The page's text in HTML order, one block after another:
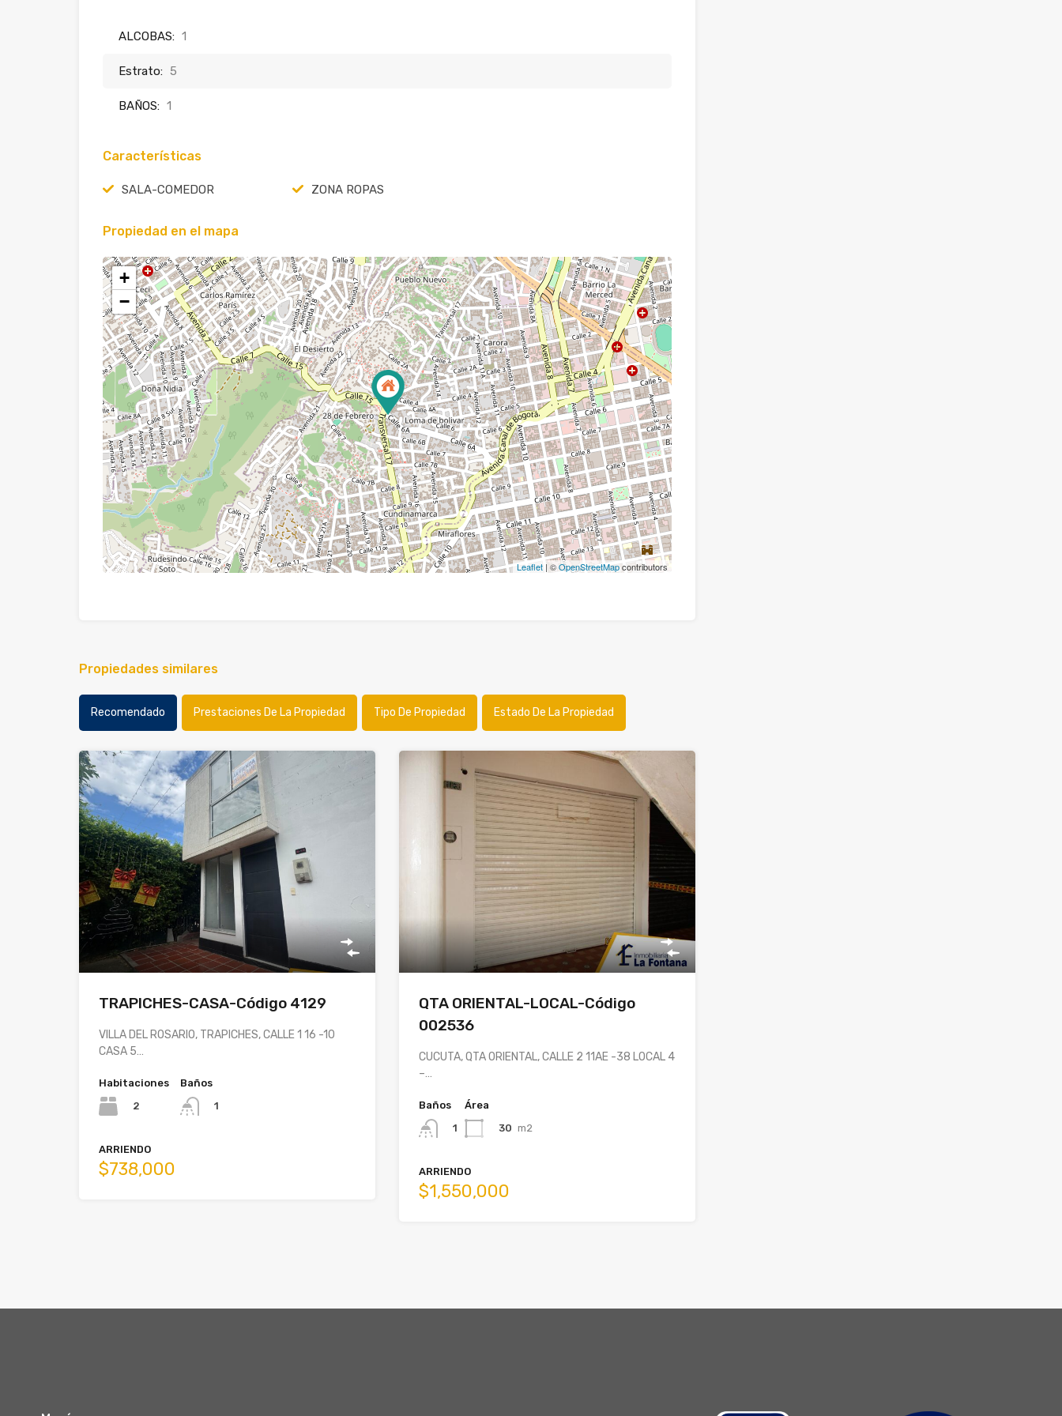
ALCOBAS: 1
Estrato: 5
BAÑOS: 1
Características
SALA-COMEDOR ZONA ROPAS
Propiedad en el mapa
+
−
Leaflet| ©OpenStreetMapcontributors
Propiedades similares
Recomendado Prestaciones De La Propiedad Tipo De Propiedad Estado De La Propiedad
TRAPICHES-CASA-Código 4129
VILLA DEL ROSARIO, TRAPICHES, CALLE 1 16 -10
CASA 5…
Habitaciones
2
Baños
1
ARRIENDO
$738,000
QTA ORIENTAL-LOCAL-Código
002536
CUCUTA, QTA ORIENTAL, CALLE 2 11AE -38 LOCAL 4
–…
Baños
1
Área
30 m2
ARRIENDO
$1,550,000